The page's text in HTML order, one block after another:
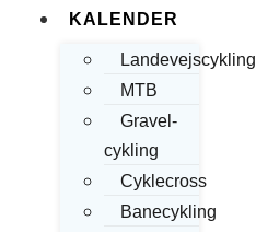
KALENDER
Landevejscykling
MTB
Gravel-
cykling
Cyklecross
Banecykling